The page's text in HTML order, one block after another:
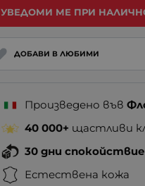
УВЕДОМИ МЕ ПРИ
ДОБАВИ В ЛЮБИМИ
Произведено във
40 000+ щастливи
30 дни спокойствие
Естествена кожа